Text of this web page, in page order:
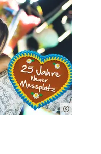
FWTM